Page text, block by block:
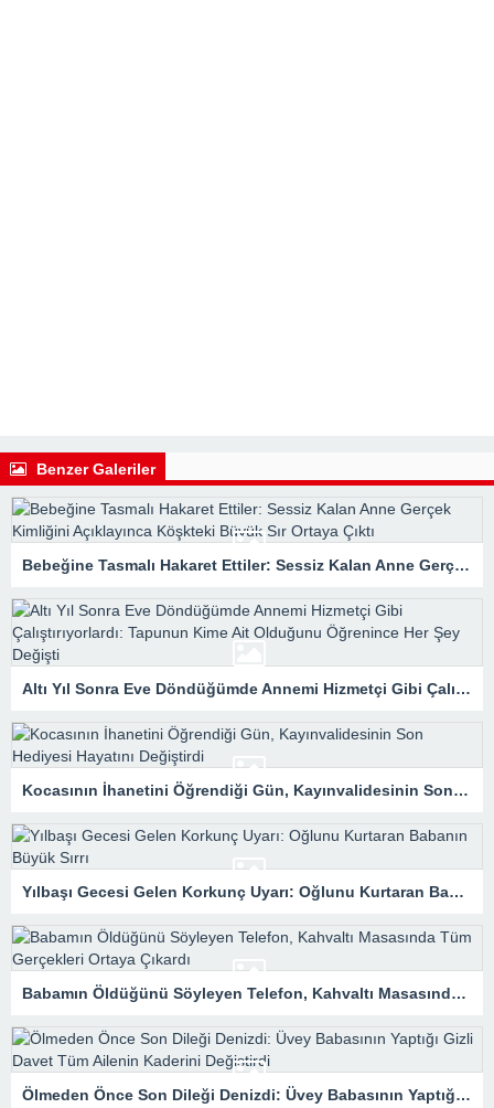
Benzer Galeriler
Bebeğine Tasmalı Hakaret Ettiler: Sessiz Kalan Anne Gerçek Kimliğini Açıklayınca Köşkteki Büyük Sır Ortaya Çıktı
Altı Yıl Sonra Eve Döndüğümde Annemi Hizmetçi Gibi Çalıştırıyorlardı: Tapunun Kime Ait Olduğunu Öğrenince Her Şey Değişti
Kocasının İhanetini Öğrendiği Gün, Kayınvalidesinin Son Hediyesi Hayatını Değiştirdi
Yılbaşı Gecesi Gelen Korkunç Uyarı: Oğlunu Kurtaran Babanın Büyük Sırrı
Babamın Öldüğünü Söyleyen Telefon, Kahvaltı Masasında Tüm Gerçekleri Ortaya Çıkardı
Ölmeden Önce Son Dileği Denizdi: Üvey Babasının Yaptığı Gizli Davet Tüm Ailenin Kaderini Değiştirdi